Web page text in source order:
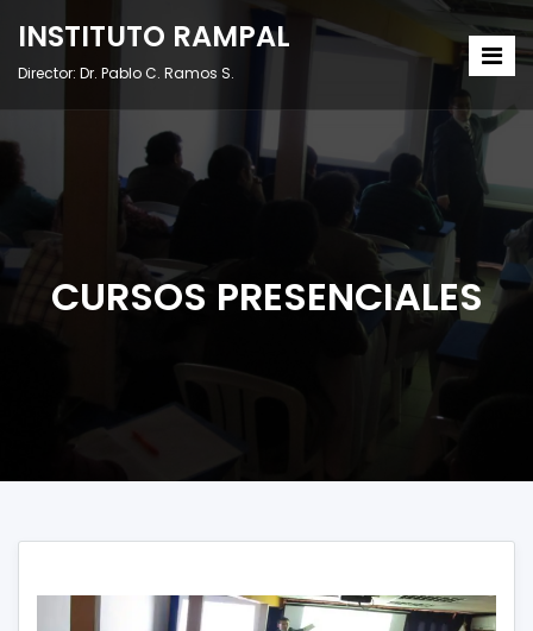
INSTITUTO RAMPAL
Director: Dr. Pablo C. Ramos S.
CURSOS PRESENCIALES